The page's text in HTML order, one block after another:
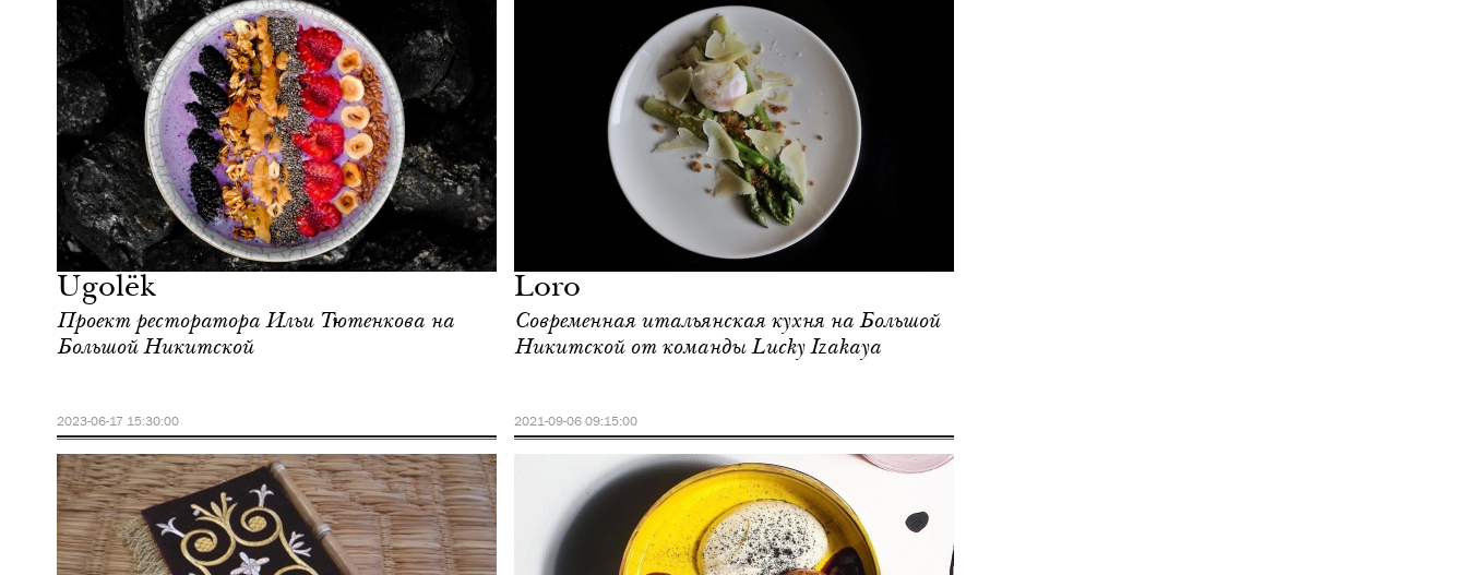
Ugolёk
Проект ресторатора Ильи Тютенкова на
Большой Никитской
2023-06-17 15:30:00
Еда
Москва
Loro
Современная итальянская кухня на Большой
Никитской от команды Lucky Izakaya
2021-09-06 09:15:00